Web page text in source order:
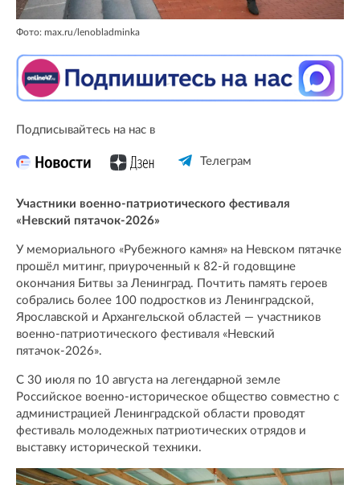
Фото: max.ru/lenobladminka
Подписывайтесь на нас в
Телеграм
Участники военно-патриотического фестиваля
«Невский пятачок-2026»
У мемориального «Рубежного камня» на Невском пятачке
прошёл митинг, приуроченный к 82-й годовщине
окончания Битвы за Ленинград. Почтить память героев
собрались более 100 подростков из Ленинградской,
Ярославской и Архангельской областей — участников
военно-патриотического фестиваля «Невский
пятачок-2026».
С 30 июля по 10 августа на легендарной земле
Российское военно-историческое общество совместно с
администрацией Ленинградской области проводят
фестиваль молодежных патриотических отрядов и
выставку исторической техники.